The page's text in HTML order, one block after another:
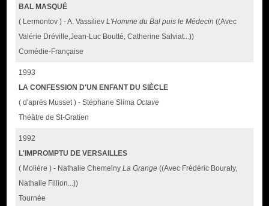
BAL MASQUÉ
( Lermontov ) - A. VassilievL'Homme du Bal puis le Médecin ((Avec
Valérie Dréville,Jean-Luc Boutté, Catherine Salviat...))
Comédie-Française
1993
LA CONFESSION D'UN ENFANT DU SIÈCLE
( d'après Musset ) - Stéphane SlimaOctave
Théâtre de St-Gratien
1992
L'IMPROMPTU DE VERSAILLES
( Molière ) - Nathalie ChemelnyLa Grange ((Avec Frédéric Bouraly,
Nathalie Fillion...))
Tournée